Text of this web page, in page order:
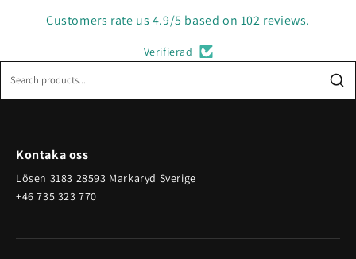
Customers rate us 4.9/5 based on 102 reviews.
Verifierad
Kontaka oss
Lösen 3183 28593 Markaryd Sverige
+46 735 323 770